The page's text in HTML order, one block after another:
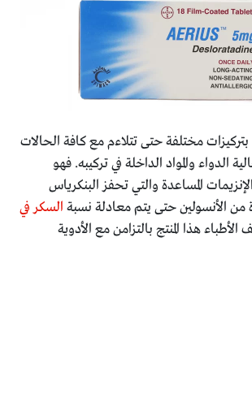
بتركيزات مختلفة حتى تتلاءم مع كافة الحالات
الدواء والمواد الداخلة في تركيبه. فهو
المساعدة والتي تحفز البنكرياس
من الأنسولين حتى يتم معادلة نسبة السكر في
هذا المنتج بالتزامن مع الأدوية